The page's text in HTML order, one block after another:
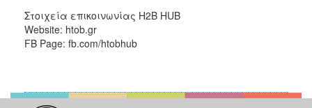
Στοιχεία επικοινωνίας H2B HUB
Website: htob.gr
FB Page: fb.com/htobhub